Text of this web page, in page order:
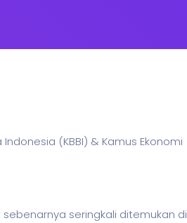
(KBBI) & Kamus Ekonomi
seringkali ditemukan di